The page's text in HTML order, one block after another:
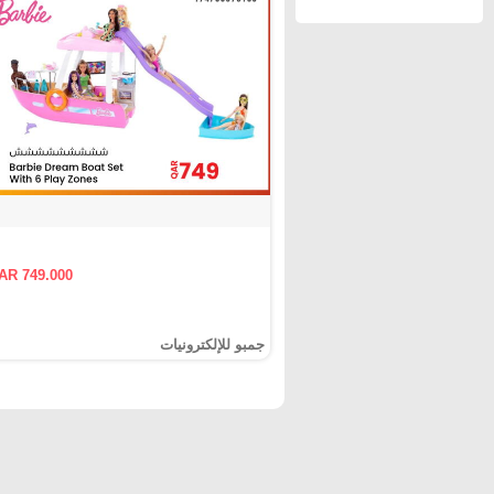
749.000
جمبو للإلكترونيات